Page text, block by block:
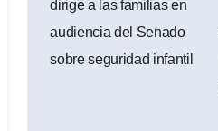
entradas
dirige a las familias en
audiencia del Senado
sobre seguridad infantil